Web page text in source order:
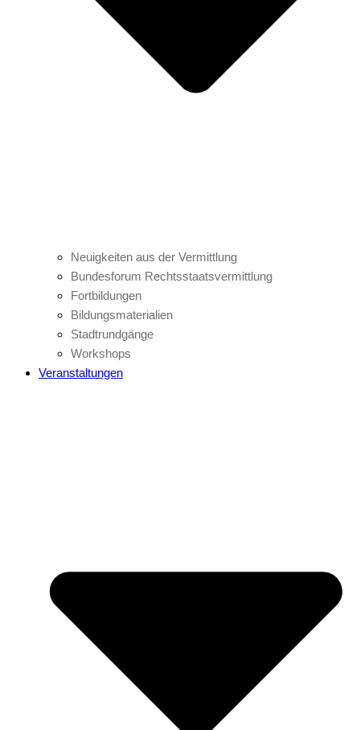
Neuigkeiten aus der Vermittlung
Bundesforum Rechtsstaatsvermittlung
Fortbildungen
Bildungsmaterialien
Stadtrundgänge
Workshops
Veranstaltungen